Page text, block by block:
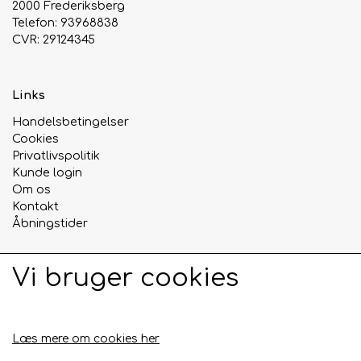
2000 Frederiksberg
Telefon: 93968838
CVR: 29124345
Links
Handelsbetingelser
Cookies
Privatlivspolitik
Kunde login
Om os
Kontakt
Åbningstider
Sociale medier
Vi bruger cookies
Læs mere om cookies her